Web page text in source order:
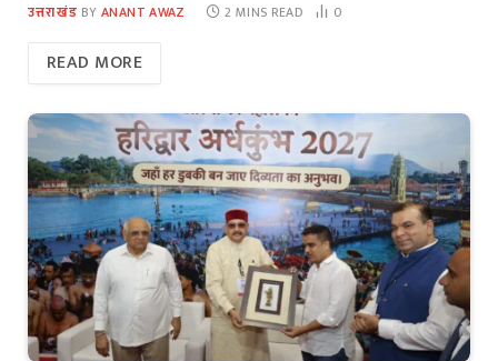
उत्तराखंड BY ANANT AWAZ 2 MINS READ 0
READ MORE